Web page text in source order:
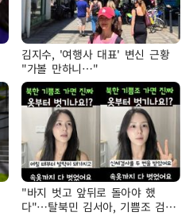
김지수, '여행사 대표' 변신 근황
"가볼 만하니…"
"바지 벗고 앞뒤로 돌아야 했
다"…탈북민 김서아, 기쁨조 검사